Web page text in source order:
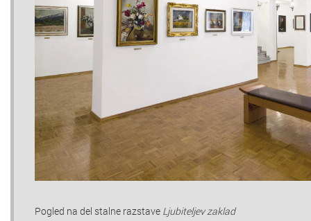
Pogled na del stalne razstave Ljubiteljev zaklad